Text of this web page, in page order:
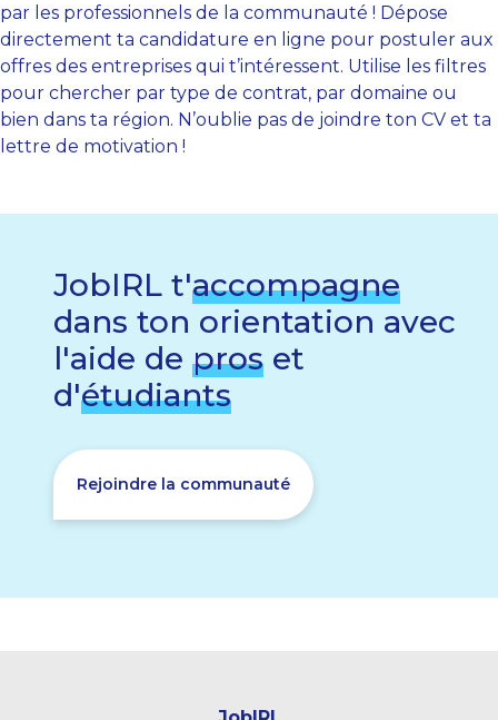
par les professionnels de la communauté ! Dépose
directement ta candidature en ligne pour postuler aux
offres des entreprises qui t’intéressent. Utilise les filtres
pour chercher par type de contrat, par domaine ou
bien dans ta région. N’oublie pas de joindre ton CV et ta
lettre de motivation !
JobIRL t'accompagne
dans ton orientation avec
l'aide de pros et
d'étudiants
Rejoindre la communauté